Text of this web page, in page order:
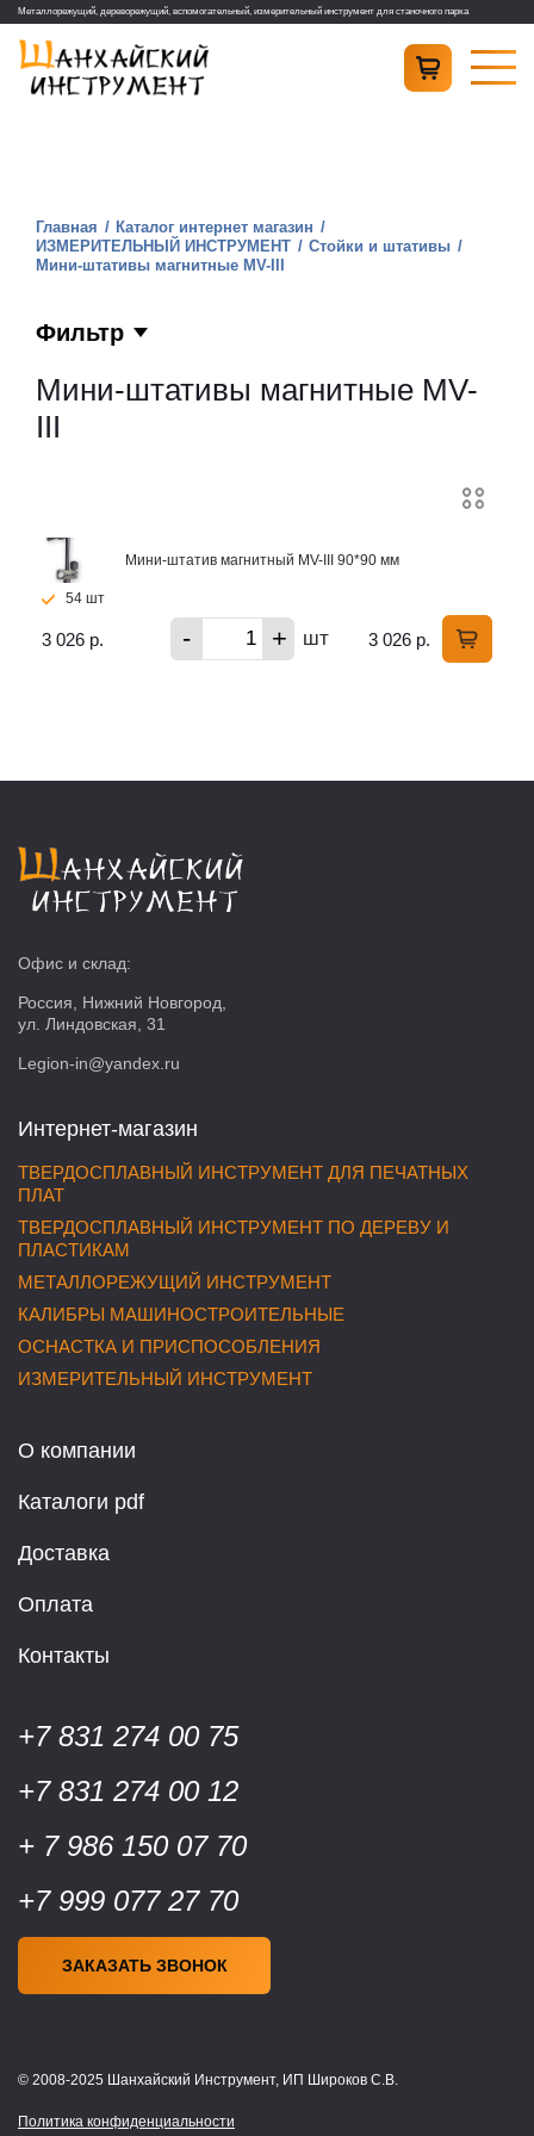
Металлорежущий, дереворежущий, вспомогательный, измерительный инструмент для станочного парка
Главная
Каталог интернет магазин
ИЗМЕРИТЕЛЬНЫЙ ИНСТРУМЕНТ
Стойки и штативы
Мини-штативы магнитные MV-III
Фильтр
Мини-штативы магнитные MV-
III
Мини-штатив магнитный MV-III 90*90 мм
54 шт
3 026 р. - + шт 3 026 р.
Офис и склад:
Россия, Нижний Новгород,
ул. Линдовская, 31
Legion-in@yandex.ru
Интернет-магазин
ТВЕРДОСПЛАВНЫЙ ИНСТРУМЕНТ ДЛЯ ПЕЧАТНЫХ
ПЛАТ
ТВЕРДОСПЛАВНЫЙ ИНСТРУМЕНТ ПО ДЕРЕВУ И
ПЛАСТИКАМ
МЕТАЛЛОРЕЖУЩИЙ ИНСТРУМЕНТ
КАЛИБРЫ МАШИНОСТРОИТЕЛЬНЫЕ
ОСНАСТКА И ПРИСПОСОБЛЕНИЯ
ИЗМЕРИТЕЛЬНЫЙ ИНСТРУМЕНТ
О компании
Каталоги pdf
Доставка
Оплата
Контакты
+7 831 274 00 75
+7 831 274 00 12
+ 7 986 150 07 70
+7 999 077 27 70
ЗАКАЗАТЬ ЗВОНОК
© 2008-2025 Шанхайский Инструмент, ИП Широков С.В.
Политика конфиденциальности